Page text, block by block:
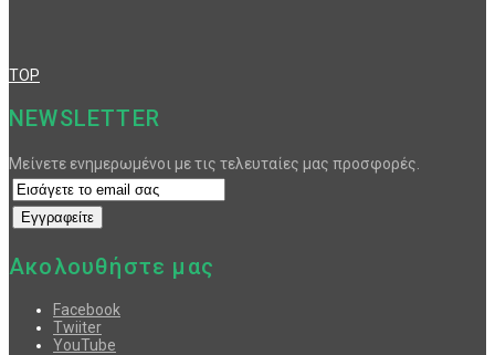
TOP
NEWSLETTER
Μείνετε ενημερωμένοι με τις τελευταίες μας προσφορές.
Ακολουθήστε μας
Facebook
Twiiter
YouTube